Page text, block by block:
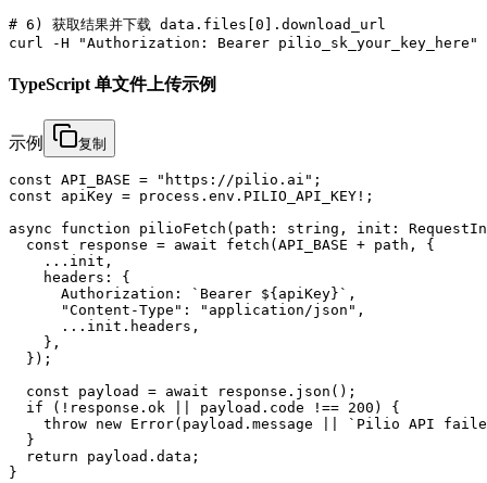
# 6) 获取结果并下载 data.files[0].download_url
curl -H "Authorization: Bearer
TypeScript 单文件上传示例
示例 复制
const API_BASE = "https://pilio.ai";
const apiKey = process.env.PILIO_API_KEY!;
async function pilioFetch(path: string, init:
  const response = await fetch(API_BASE + path, {
    ...init,
    headers: {
      Authorization: `Bearer ${apiKey}`,
      "Content-Type": "application/json",
      ...init.headers,
    },
  });
  const payload = await response.json();
  if (!response.ok || payload.code !== 200) {
throw new Error(payload.message || `Pilio API
  }
  return payload.data;
}